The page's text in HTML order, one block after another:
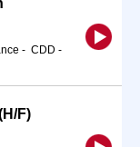
- CDD -
F)